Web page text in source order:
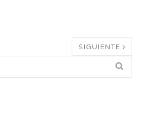
SIGUIENTE